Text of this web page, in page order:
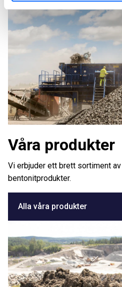
Våra produkter
Vi erbjuder ett brett sortiment
bentonitprodukter.
Alla våra produkter